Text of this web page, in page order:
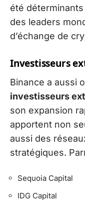
été déterminants
des leaders
d’échange de
Investisseurs
Binance a aussi
investisseurs
son expansion
apportent non
aussi des
stratégiques.
Sequoia Capital
IDG Capital